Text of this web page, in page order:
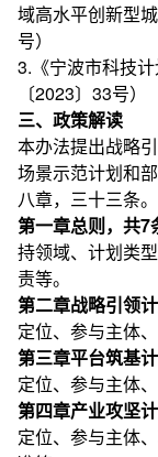
域高水平创新型
号）
3.《宁波市科技
〔2023〕33号）
三、政策解读
本办法提出战略
场景示范计划和
八章，三十三条。
第一章总则，共7
持领域、计划类
责等。
第二章战略引领
定位、参与主体
第三章平台筑基
定位、参与主体
第四章产业攻坚
定位、参与主体